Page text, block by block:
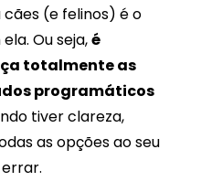
(e felinos) é o
Ou seja,é
totalmente as
programáticos
tiver clareza,
as opções ao seu